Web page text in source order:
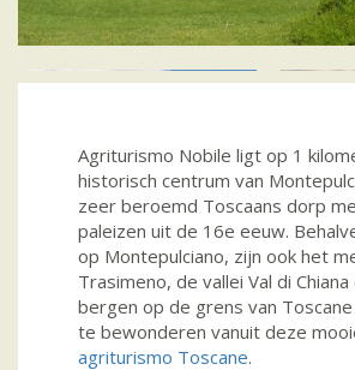
Agriturismo Nobile ligt op 1
historisch centrum van
zeer beroemd Toscaans dorp
paleizen uit de 16e eeuw.
op Montepulciano, zijn ook het
Trasimeno, de vallei Val di Chiana
bergen op de grens van
te bewonderen vanuit deze
agriturismo Toscane.